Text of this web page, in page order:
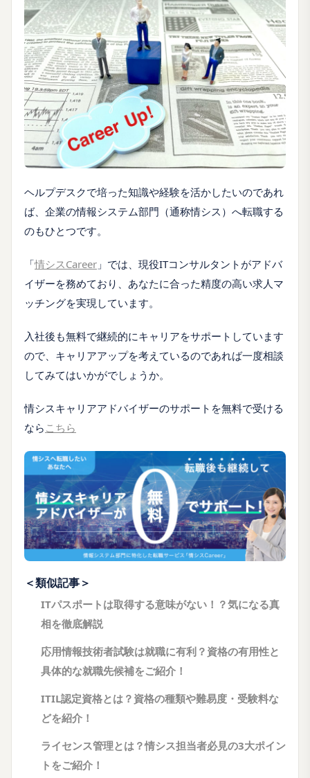
ヘルプデスクで培った知識や経験を活かしたいのであれ
ば、企業の情報システム部門（通称情シス）へ転職する
のもひとつです。
「情シスCareer 」では、現役ITコンサルタントがアドバ
イザーを務めており、あなたに合った精度の高い求人マ
ッチングを実現しています。
入社後も無料で継続的にキャリアをサポートしています
ので、キャリアアップを考えているのであれば一度相談
してみてはいかがでしょうか。
情シスキャリアアドバイザーのサポートを無料で受ける
なら こちら
＜類似記事＞
ITパスポートは取得する意味がない！？気になる真
相を徹底解説
応用情報技術者試験は就職に有利？資格の有用性と
具体的な就職先候補をご紹介！
ITIL認定資格とは？資格の種類や難易度・受験料な
どを紹介！
ライセンス管理とは？情シス担当者必見の3大ポイン
トをご紹介！